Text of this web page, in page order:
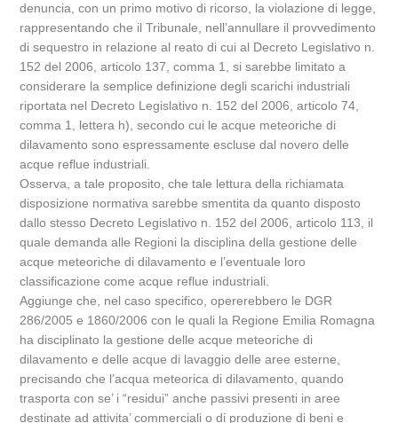
denuncia, con un primo motivo di ricorso, la violazione di legge,
rappresentando che il Tribunale, nell’annullare il provvedimento
di sequestro in relazione al reato di cui al Decreto Legislativo n.
152 del 2006, articolo 137, comma 1, si sarebbe limitato a
considerare la semplice definizione degli scarichi industriali
riportata nel Decreto Legislativo n. 152 del 2006, articolo 74,
comma 1, lettera h), secondo cui le acque meteoriche di
dilavamento sono espressamente escluse dal novero delle
acque reflue industriali.
Osserva, a tale proposito, che tale lettura della richiamata
disposizione normativa sarebbe smentita da quanto disposto
dallo stesso Decreto Legislativo n. 152 del 2006, articolo 113, il
quale demanda alle Regioni la disciplina della gestione delle
acque meteoriche di dilavamento e l’eventuale loro
classificazione come acque reflue industriali.
Aggiunge che, nel caso specifico, opererebbero le DGR
286/2005 e 1860/2006 con le quali la Regione Emilia Romagna
ha disciplinato la gestione delle acque meteoriche di
dilavamento e delle acque di lavaggio delle aree esterne,
precisando che l’acqua meteorica di dilavamento, quando
trasporta con se’ i “residui” anche passivi presenti in aree
destinate ad attivita’ commerciali o di produzione di beni e